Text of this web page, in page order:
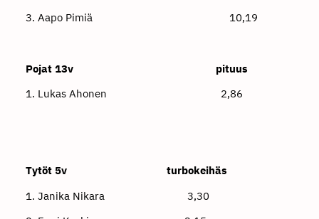
3. Aapo Pimiä 10,19
Pojat 13v pituus
1. Lukas Ahonen 2,86
Tytöt 5v turbokeihäs
1. Janika Nikara 3,30